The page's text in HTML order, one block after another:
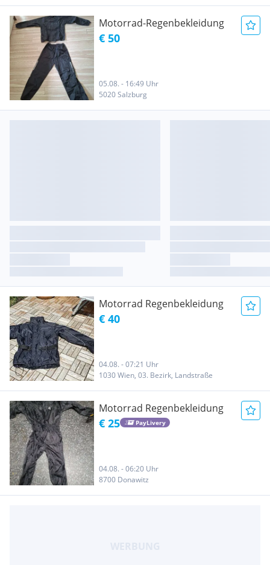
Motorrad-Regenbekleidung
€ 50
05.08. - 16:49 Uhr
5020 Salzburg
Motorrad Regenbekleidung
€ 40
04.08. - 07:21 Uhr
1030 Wien, 03. Bezirk, Landstraße
Motorrad Regenbekleidung
€ 25 PayLivery
04.08. - 06:20 Uhr
8700 Donawitz